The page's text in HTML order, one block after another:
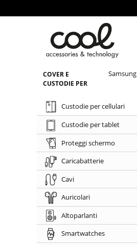
COVER E
CUSTODIE PER
Samsung
Custodie per cellulari
Custodie per tablet
Proteggi schermo
Caricabatterie
Cavi
Auricolari
Altoparlanti
Smartwatches